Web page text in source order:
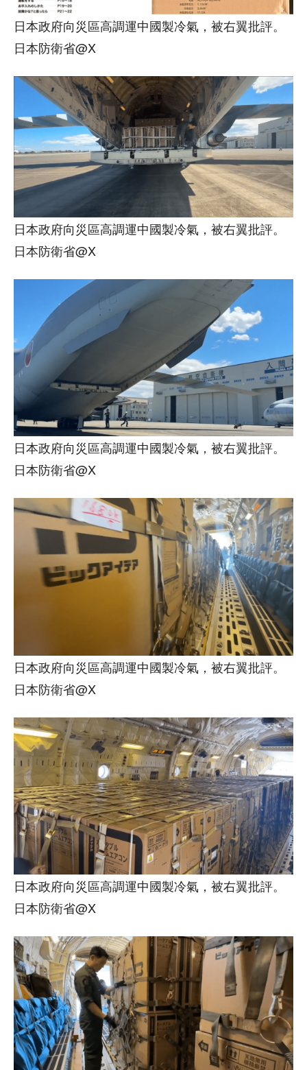
日本政府向災區高調運中國製冷氣，被右翼批評。
日本防衛省@X
日本政府向災區高調運中國製冷氣，被右翼批評。
日本防衛省@X
日本政府向災區高調運中國製冷氣，被右翼批評。
日本防衛省@X
日本政府向災區高調運中國製冷氣，被右翼批評。
日本防衛省@X
日本政府向災區高調運中國製冷氣，被右翼批評。
日本防衛省@X